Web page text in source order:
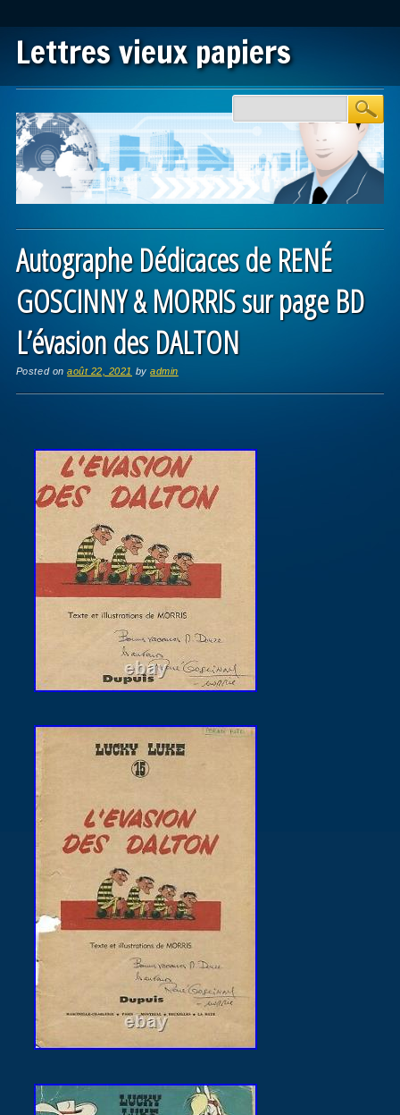
Lettres vieux papiers
Main menu
Autographe Dédicaces de RENÉ
GOSCINNY & MORRIS sur page BD
L’évasion des DALTON
Posted onaoût 22, 2021 byadmin